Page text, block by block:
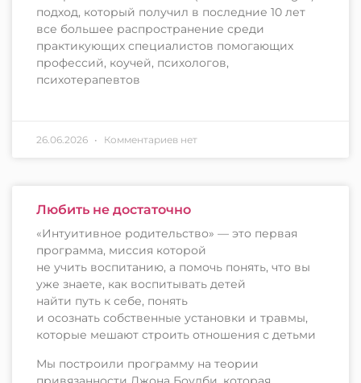
подход, который получил в последние 10 лет
все большее распространение среди
практикующих специалистов помогающих
профессий, коучей, психологов,
психотерапевтов
26.06.2026 Комментариев нет
Любить не достаточно
«Интуитивное родительство» — это первая
программа, миссия которой
не учить воспитанию, а помочь понять, что вы
уже знаете, как воспитывать детей
найти путь к себе, понять
и осознать собственные установки и травмы,
которые мешают строить отношения с детьми
Мы построили программу на теории